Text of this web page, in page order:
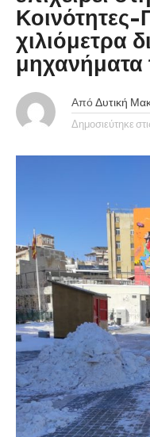
χιλιόμετρα
μηχανήματα
Από Δυτική
Δημοσιεύτηκε